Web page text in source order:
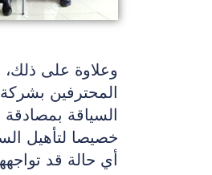
وعلاوة على
المحترفين
السياقة
خصيصا لتأهيل
أي حالة قد